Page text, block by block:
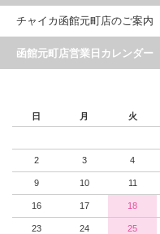
チャイカ函館元町店のご案内
函館元町店営業日カレンダー
日 月 火
2 3 4
9 10 11
16 17 18
23 24 25